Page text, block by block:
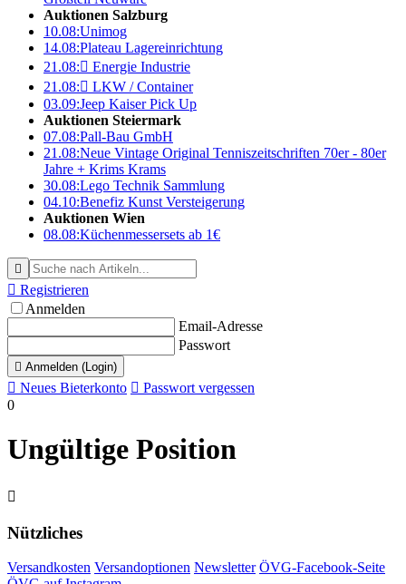
Auktionen Salzburg
10.08:Unimog
14.08:Plateau Lagereinrichtung
21.08: Energie Industrie
21.08: LKW / Container
03.09:Jeep Kaiser Pick Up
Auktionen Steiermark
07.08:Pall-Bau GmbH
21.08:Neue Vintage Original Tenniszeitschriften 70er - 80er
Jahre + Krims Krams
30.08:Lego Technik Sammlung
04.10:Benefiz Kunst Versteigerung
Auktionen Wien
08.08:Küchenmessersets ab 1€

 Registrieren
Anmelden
Email-Adresse
Passwort
 Anmelden (Login)
 Neues Bieterkonto  Passwort vergessen
0
Ungültige Position

Nützliches
Versandkosten Versandoptionen Newsletter ÖVG-Facebook-Seite